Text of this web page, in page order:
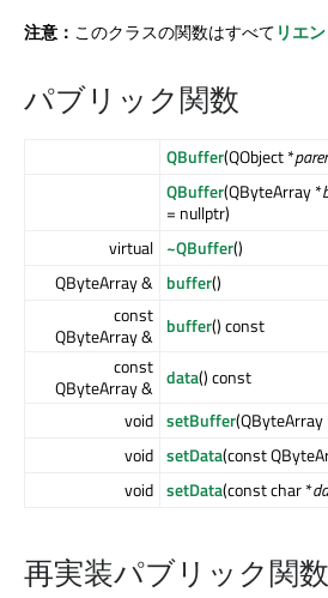
注意： このクラスの関数はすべてリエ
パブリック関数
QBuffer(QObject *
QBuffer(QByteArray *
= nullptr)
virtual ~QBuffer()
QByteArray & buffer()
const
QByteArray & buffer() const
const
QByteArray & data() const
void setBuffer(QByteArray
void setData(const
void setData(const char *
再実装パブリック関数